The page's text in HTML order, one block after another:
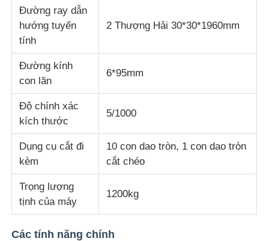
Thiết bị thử nghiệm vật liệu xây dựng
Thiết bị thử nghiệm bao bì
Thiết bị thử nghiệm chất dán
máy kiểm tra vải
Bộ điều khiển nhiệt độ và độ ẩm
máy đo độ cứng
Đường ray dẫn
hướng tuyến
tính
2 Thượng Hải 30*30*1960mm
Đường kính
con lăn
6*95mm
Độ chính xác
kích thước
5/1000
Dụng cụ cắt đi
kèm
10 con dao tròn, 1 con dao tròn
cắt chéo
Trọng lượng
tịnh của máy
1200kg
Các tính năng chính